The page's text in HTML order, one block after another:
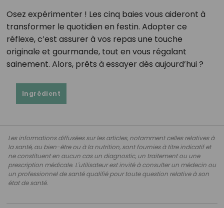
Osez expérimenter ! Les cinq baies vous aideront à
transformer le quotidien en festin. Adopter ce
réflexe, c’est assurer à vos repas une touche
originale et gourmande, tout en vous régalant
sainement. Alors, prêts à essayer dès aujourd’hui ?
Ingrédient
Les informations diffusées sur les articles, notamment celles relatives à
la santé, au bien-être ou à la nutrition, sont fournies à titre indicatif et
ne constituent en aucun cas un diagnostic, un traitement ou une
prescription médicale. L'utilisateur est invité à consulter un médecin ou
un professionnel de santé qualifié pour toute question relative à son
état de santé.